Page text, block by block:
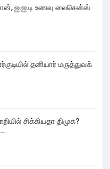
ஐ.ஐ.டி உணவு லைசென்ஸ்
தனியார் மருத்துவக்
சிக்கியதா திமுக?